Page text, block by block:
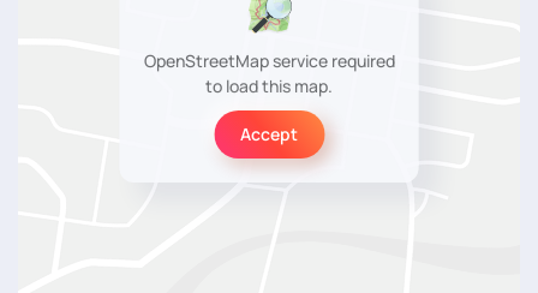
OpenStreetMap service required
to load this map.
Accept